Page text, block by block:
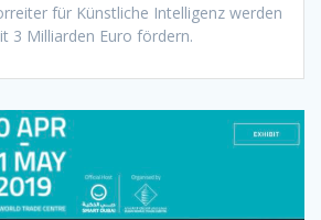
für Künstliche Intelligenz werden
3 Milliarden Euro fördern.